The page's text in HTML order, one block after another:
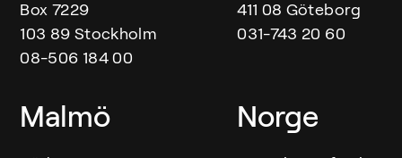
Box 7229
103 89 Stockholm
08-506 184 00
411 08 Göteborg
031-743 20 60
Malmö Norge